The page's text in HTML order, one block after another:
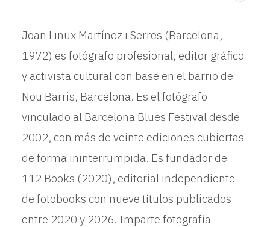
Joan Linux Martínez i Serres (Barcelona,
1972) es fotógrafo profesional, editor gráfico
y activista cultural con base en el barrio de
Nou Barris, Barcelona. Es el fotógrafo
vinculado al Barcelona Blues Festival desde
2002, con más de veinte ediciones cubiertas
de forma ininterrumpida. Es fundador de
112 Books (2020), editorial independiente
de fotobooks con nueve títulos publicados
entre 2020 y 2026. Imparte fotografía